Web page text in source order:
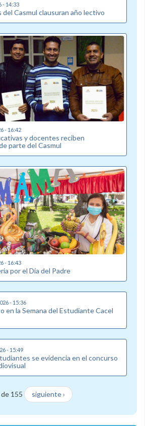
- 14:33
Casmul clausuran año lectivo
- 16:42
y docentes reciben
parte del Casmul
- 16:43
por el Día del Padre
- 15:36
en la Semana del Estudiante Cacel
- 15:49
se evidencia en el concurso
de 155 siguiente ›